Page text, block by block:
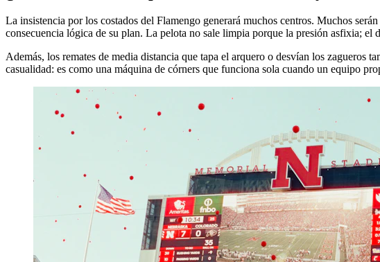
La insistencia por los costados del Flamengo generará muchos centros. Muchos
consecuencia lógica de su plan. La pelota no sale limpia porque la presión asfixia; el
Además, los remates de media distancia que tapa el arquero o desvían los zagueros
casualidad: es como una máquina de córners que funciona sola cuando un equipo